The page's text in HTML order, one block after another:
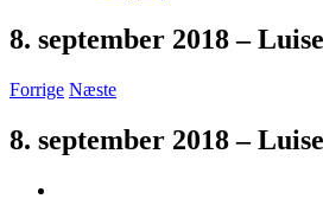
8. september 2018 –
Forrige Næste
8. september 2018 –